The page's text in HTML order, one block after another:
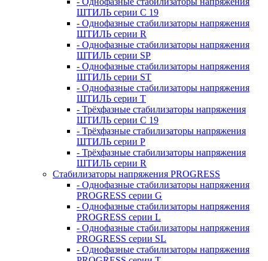
ШТИЛЬ серии C 19
- Однофазные стабилизаторы напряжения
ШТИЛЬ серии R
- Однофазные стабилизаторы напряжения
ШТИЛЬ серии SP
- Однофазные стабилизаторы напряжения
ШТИЛЬ серии ST
- Однофазные стабилизаторы напряжения
ШТИЛЬ серии T
- Трёхфазные стабилизаторы напряжения
ШТИЛЬ серии C 19
- Трёхфазные стабилизаторы напряжения
ШТИЛЬ серии P
- Трёхфазные стабилизаторы напряжения
ШТИЛЬ серии R
Стабилизаторы напряжения PROGRESS
- Однофазные стабилизаторы напряжения
PROGRESS серии G
- Однофазные стабилизаторы напряжения
PROGRESS серии L
- Однофазные стабилизаторы напряжения
PROGRESS серии SL
- Однофазные стабилизаторы напряжения